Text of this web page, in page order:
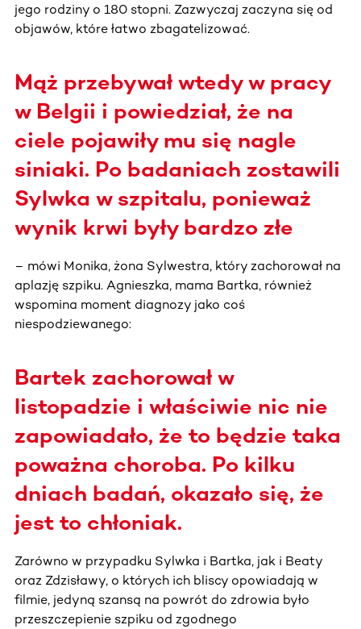
jego rodziny o 180 stopni. Zazwyczaj zaczyna się od
objawów, które łatwo zbagatelizować.
Mąż przebywał wtedy w pracy
w Belgii i powiedział, że na
ciele pojawiły mu się nagle
siniaki. Po badaniach zostawili
Sylwka w szpitalu, ponieważ
wynik krwi były bardzo złe
– mówi Monika, żona Sylwestra, który zachorował na
aplazję szpiku. Agnieszka, mama Bartka, również
wspomina moment diagnozy jako coś
niespodziewanego:
Bartek zachorował w
listopadzie i właściwie nic nie
zapowiadało, że to będzie taka
poważna choroba. Po kilku
dniach badań, okazało się, że
jest to chłoniak.
Zarówno w przypadku Sylwka i Bartka, jak i Beaty
oraz Zdzisławy, o których ich bliscy opowiadają w
filmie, jedyną szansą na powrót do zdrowia było
przeszczepienie szpiku od zgodnego